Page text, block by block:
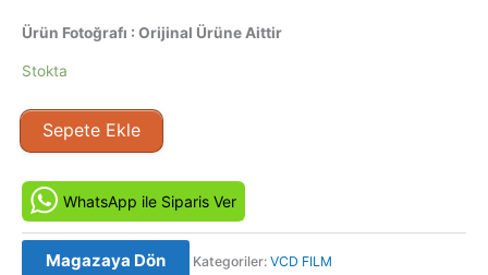
Ürün Fotoğrafı : Orijinal Ürüne Aittir
Stokta
Çılgın
Parti
Can't
Hardly
Wait
(1998)
Sepete Ekle
WhatsApp ile Siparis Ver
Magazaya Dön Kategoriler: VCD FILM